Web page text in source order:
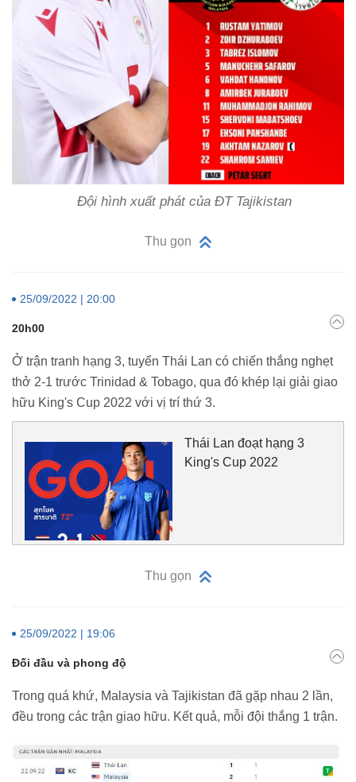
Đội hình xuất phát của ĐT Tajikistan
Thu gọn
25/09/2022 | 20:00
20h00
Ở trận tranh hạng 3, tuyển Thái Lan có chiến thắng nghẹt
thở 2-1 trước Trinidad & Tobago, qua đó khép lại giải giao
hữu King's Cup 2022 với vị trí thứ 3.
Thái Lan đoạt hạng 3
King's Cup 2022
Thu gọn
25/09/2022 | 19:06
Đối đầu và phong độ
Trong quá khứ, Malaysia và Tajikistan đã gặp nhau 2 lần,
đều trong các trận giao hữu. Kết quả, mỗi đội thắng 1 trận.